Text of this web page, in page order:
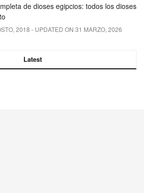
de dioses egipcios: todos los dioses
2018 - UPDATED ON 31 MARZO, 2026
Latest